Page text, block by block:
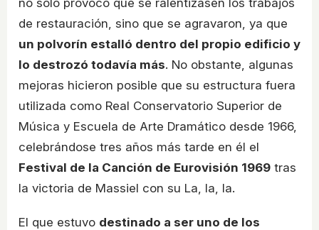
de restauración, sino que se agravaron, ya que
un polvorín estalló dentro del propio edificio y
lo destrozó todavía más. No obstante, algunas
mejoras hicieron posible que su estructura fuera
utilizada como Real Conservatorio Superior de
Música y Escuela de Arte Dramático desde 1966,
celebrándose tres años más tarde en él el
Festival de la Canción de Eurovisión 1969 tras
la victoria de Massiel con su La, la, la.
El que estuvo destinado a ser uno de los